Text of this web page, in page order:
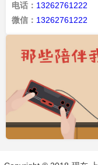
电话： 13262761222
微信： 13262761222